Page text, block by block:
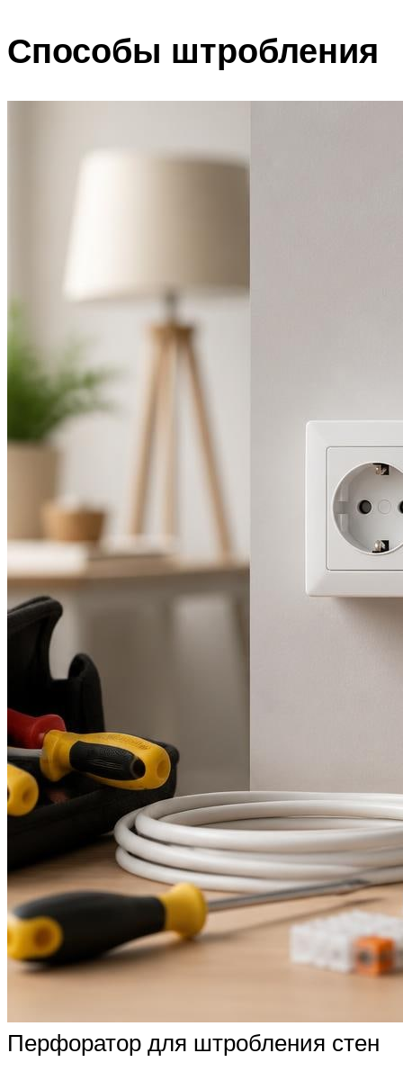
Способы штробления
Перфоратор для штробления стен